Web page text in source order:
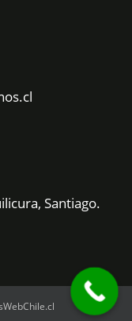
Santiago.